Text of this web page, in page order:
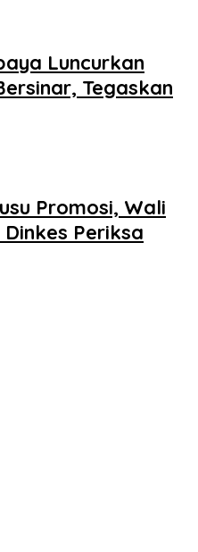
Luncurkan
Tegaskan
Promosi, Wali
Periksa